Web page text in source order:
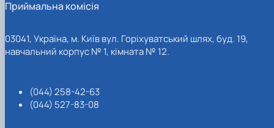
Приймальна комісія
03041, Україна, м. Київ вул. Горіхуватський шлях, буд. 19,
навчальний корпус № 1, кімната № 12.
(044) 258-42-63
(044) 527-83-08